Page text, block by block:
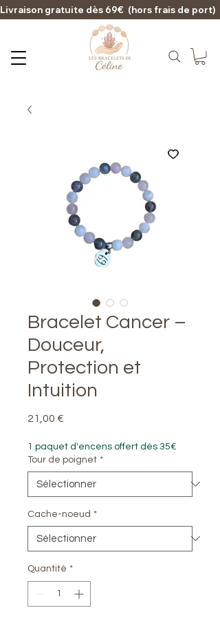
Livraison
Bracelet Cancer –
Douceur,
Protection et
Intuition
21,00 €
1 paquet d'encens offert dès 35€
Tour de poignet *
Cache-noeud *
Quantité *